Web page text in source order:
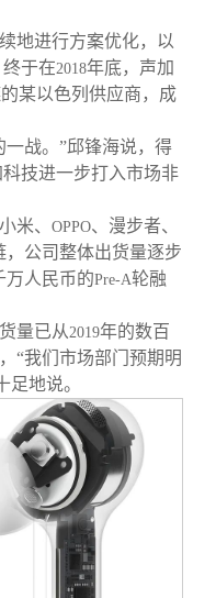
地进行方案优化，以
于在2018年底，声加
某以色列供应商，成
战。”邱锋海说，得
技进一步打入市场非
米、 OPPO、漫步者、
公司整体出货量逐步
万人民币的Pre-A轮融
量已从2019年的数百
“我们市场部门预期明
地说。